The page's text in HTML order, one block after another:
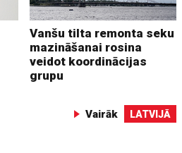
Vanšu tilta remonta seku
mazināšanai rosina
veidot koordinācijas
grupu
Vairāk LATVIJĀ